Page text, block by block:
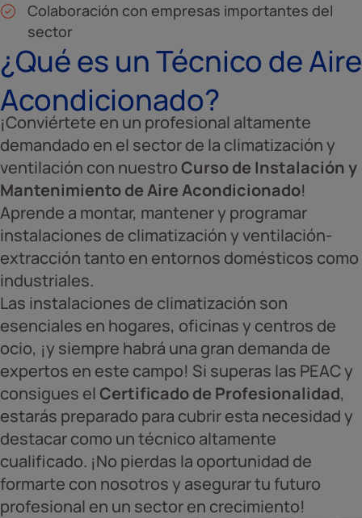
Colaboración con empresas importantes del
sector
¿Qué es un Técnico de Aire
Acondicionado?
¡Conviértete en un profesional altamente
demandado en el sector de la climatización y
ventilación con nuestroCurso de Instalación y
Mantenimiento de Aire Acondicionado!
Aprende a montar, mantener y programar
instalaciones de climatización y ventilación-
extracción tanto en entornos domésticos como
industriales.
Las instalaciones de climatización son
esenciales en hogares, oficinas y centros de
ocio, ¡y siempre habrá una gran demanda de
expertos en este campo! Si superas las PEAC y
consigues elCertificado de Profesionalidad,
estarás preparado para cubrir esta necesidad y
destacar como un técnico altamente
cualificado. ¡No pierdas la oportunidad de
formarte con nosotros y asegurar tu futuro
profesional en un sector en crecimiento!